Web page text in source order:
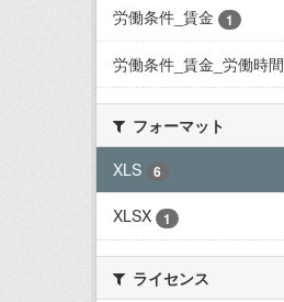
労働条件_賃金 1
労働条件_賃金_労働時間
フォーマット
XLS
6
XLSX 1
ライセンス